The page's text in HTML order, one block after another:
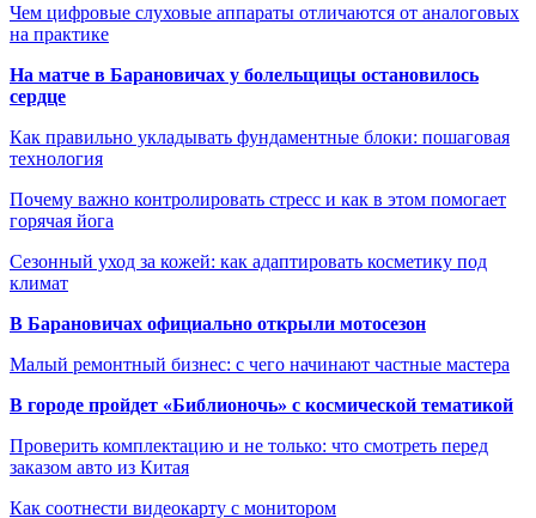
Чем цифровые слуховые аппараты отличаются от аналоговых
на практике
На матче в Барановичах у болельщицы остановилось
сердце
Как правильно укладывать фундаментные блоки: пошаговая
технология
Почему важно контролировать стресс и как в этом помогает
горячая йога
Сезонный уход за кожей: как адаптировать косметику под
климат
В Барановичах официально открыли мотосезон
Малый ремонтный бизнес: с чего начинают частные мастера
В городе пройдет «Библионочь» с космической тематикой
Проверить комплектацию и не только: что смотреть перед
заказом авто из Китая
Как соотнести видеокарту с монитором